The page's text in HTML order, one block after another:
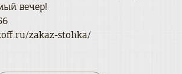
вечер!
zakaz-stolika/